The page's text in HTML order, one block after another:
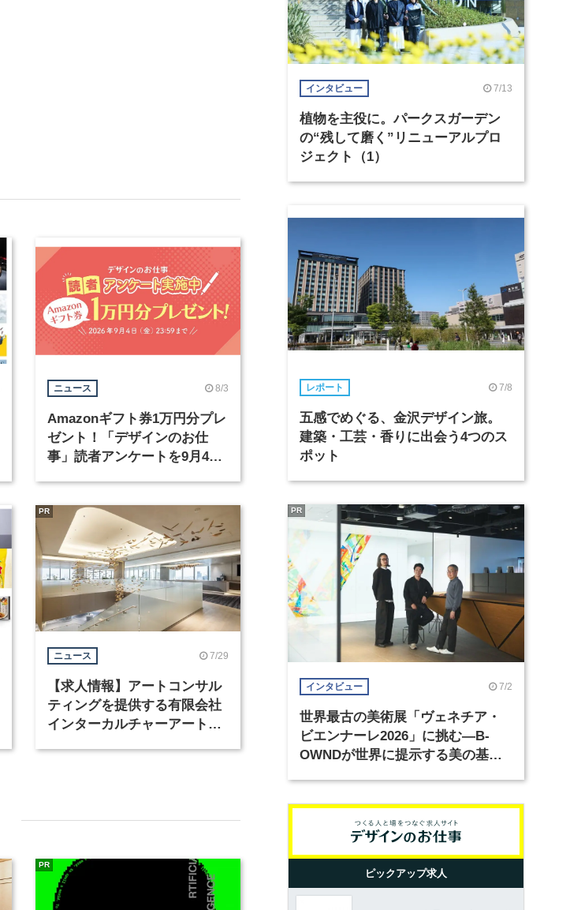
ニュース 8/3
Amazonギフト券1万円分プレ
ゼント！「デザインのお仕
事」読者アンケートを9月4日
ニュース 7/29
【求人情報】アートコンサル
ティングを提供する有限会社
インターカルチャーアート
PR
PR
インタビュー 7/13
植物を主役に。パークスガーデン
の“残して磨く”リニューアルプロ
ジェクト（1）
レポート 7/8
五感でめぐる、金沢デザイン旅。
建築・工芸・香りに出会う4つのス
ポット
インタビュー 7/2
世界最古の美術展「ヴェネチア・
ビエンナーレ2026」に挑む―B-
OWNDが世界に提示する美の基準
PR
ピックアップ求人